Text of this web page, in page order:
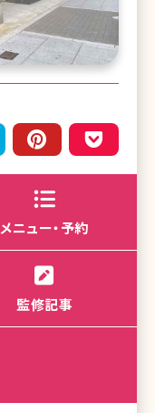
メニュー・予約
監修記事